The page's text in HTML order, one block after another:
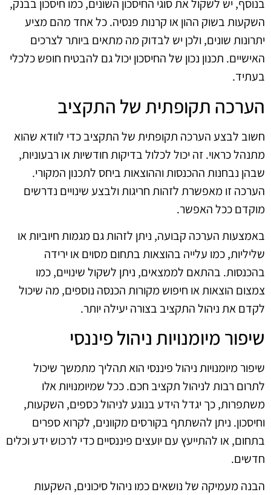
בנוסף, יש לשקול את סוגי החיסכון השונים, כמו חיסכון בבנק,
השקעות בשוק ההון או קרנות פנסיה. כל אחד מהם מציע
יתרונות שונים, ולכן יש לבדוק מה מתאים ביותר לצרכים
האישיים. תכנון נכון של החיסכון יכול גם להבטיח חופש כלכלי
בעתיד.
הערכה תקופתית של התקציב
חשוב לבצע הערכה תקופתית של התקציב כדי לוודא שהוא
מתנהל כראוי. זה יכול לכלול בדיקות חודשיות או רבעוניות,
שבהן נבחנות ההכנסות וההוצאות ביחס לתכנון המקורי.
הערכה זו מאפשרת לזהות חריגות ולבצע שינויים נדרשים
מוקדם ככל האפשר.
באמצעות הערכה קבועה, ניתן לזהות גם מגמות חיוביות או
שליליות, כמו עלייה בהוצאות בתחום מסוים או ירידה
בהכנסות. בהתאם לממצאים, ניתן לשקול שינויים, כמו
צמצום הוצאות או חיפוש מקורות הכנסה נוספים, מה שיכול
לקדם את ניהול התקציב בצורה יעילה יותר.
שיפור מיומנויות ניהול פיננסי
שיפור מיומנויות ניהול פיננסי הוא תהליך מתמשך שיכול
לתרום רבות לניהול תקציב חכם. ככל שמיומנויות אלו
משתפרות, כך יגדל הידע בנוגע לניהול כספים, השקעות,
וחיסכון. ניתן להשתתף בקורסים מקוונים, לקרוא ספרים
בתחום, או להתייעץ עם יועצים פיננסיים כדי לרכוש ידע וכלים
חדשים.
הבנה מעמיקה של נושאים כמו ניהול סיכונים, השקעות